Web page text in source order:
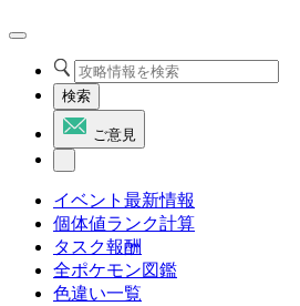
検索
ご意見
イベント最新情報
個体値ランク計算
タスク報酬
全ポケモン図鑑
色違い一覧